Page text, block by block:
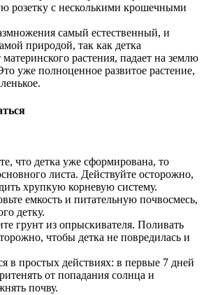
розетку с несколькими крошечными
самый естественный, и
природой, так как детка
материнского растения, падает на землю
уже полноценное развитое растение,
что детка уже сформирована, то
листа. Действуйте осторожно,
хрупкую корневую систему.
емкость и питательную почвосмесь,
детку.
грунт из опрыскивателя. Поливать
чтобы детка не повредилась и
в простых действиях: в первые 7 дней
от попадания солнца и
почву.